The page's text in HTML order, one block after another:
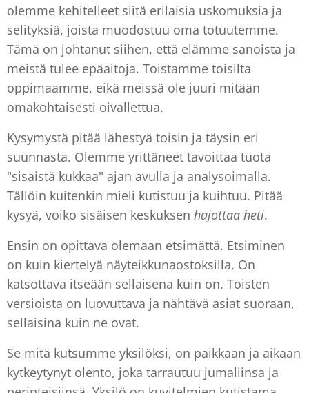
olemme kehitelleet siitä erilaisia uskomuksia ja
selityksiä, joista muodostuu oma totuutemme.
Tämä on johtanut siihen, että elämme sanoista ja
meistä tulee epäaitoja. Toistamme toisilta
oppimaamme, eikä meissä ole juuri mitään
omakohtaisesti oivallettua.
Kysymystä pitää lähestyä toisin ja täysin eri
suunnasta. Olemme yrittäneet tavoittaa tuota
"sisäistä kukkaa" ajan avulla ja analysoimalla.
Tällöin kuitenkin mieli kutistuu ja kuihtuu. Pitää
kysyä, voiko sisäisen keskuksen hajottaa heti.
Ensin on opittava olemaan etsimättä. Etsiminen
on kuin kiertelyä näyteikkunaostoksilla. On
katsottava itseään sellaisena kuin on. Toisten
versioista on luovuttava ja nähtävä asiat suoraan,
sellaisina kuin ne ovat.
Se mitä kutsumme yksilöksi, on paikkaan ja aikaan
kytkeytynyt olento, joka tarrautuu jumaliinsa ja